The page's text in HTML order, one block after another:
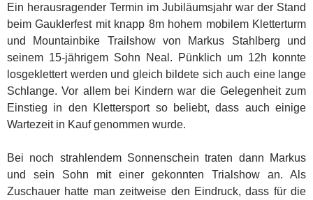
Ein herausragender Termin im Jubiläumsjahr war der Stand
beim Gauklerfest mit knapp 8m hohem mobilem Kletterturm
und Mountainbike Trailshow von Markus Stahlberg und
seinem 15-jährigem Sohn Neal. Pünklich um 12h konnte
losgeklettert werden und gleich bildete sich auch eine lange
Schlange. Vor allem bei Kindern war die Gelegenheit zum
Einstieg in den Klettersport so beliebt, dass auch einige
Wartezeit in Kauf genommen wurde.
Bei noch strahlendem Sonnenschein traten dann Markus
und sein Sohn mit einer gekonnten Trialshow an. Als
Zuschauer hatte man zeitweise den Eindruck, dass für die